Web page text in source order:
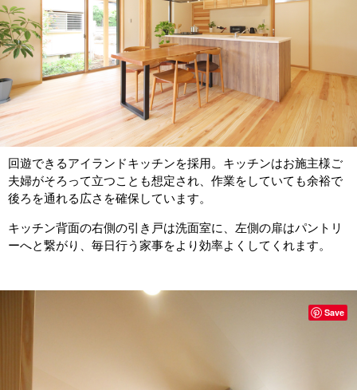
回遊できるアイランドキッチンを採用。キッチンはお施主様ご
夫婦がそろって立つことも想定され、作業をしていても余裕で
後ろを通れる広さを確保しています。
キッチン背面の右側の引き戸は洗面室に、左側の扉はパントリ
ーへと繋がり、毎日行う家事をより効率よくしてくれます。
Save